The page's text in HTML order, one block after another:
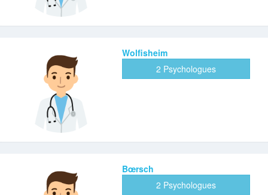
Wolfisheim
2 Psychologues
Bœrsch
2 Psychologues